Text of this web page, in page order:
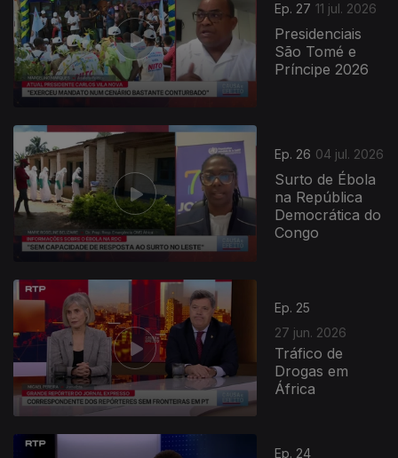
Ep. 27 11 jul. 2026
Presidenciais
São Tomé e
Príncipe 2026
Ep. 26 04 jul. 2026
Surto de Ébola
na República
Democrática do
Congo
Ep. 25
27 jun. 2026
Tráfico de
Drogas em
África
Ep. 24